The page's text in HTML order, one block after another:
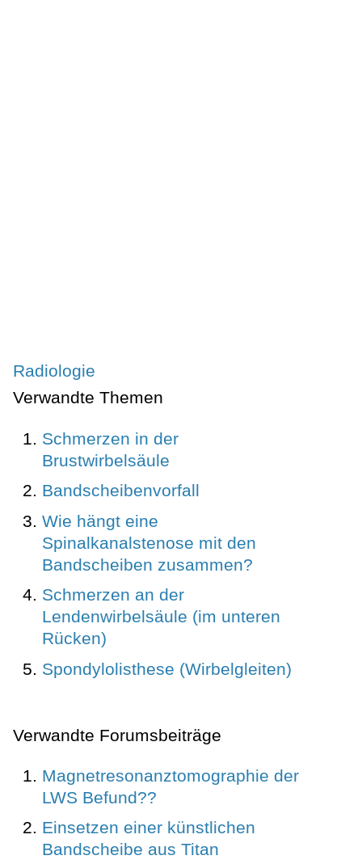
Radiologie
Verwandte Themen
Schmerzen in der
Brustwirbelsäule
Bandscheibenvorfall
Wie hängt eine
Spinalkanalstenose mit den
Bandscheiben zusammen?
Schmerzen an der
Lendenwirbelsäule (im unteren
Rücken)
Spondylolisthese (Wirbelgleiten)
Verwandte Forumsbeiträge
Magnetresonanztomographie der
LWS Befund??
Einsetzen einer künstlichen
Bandscheibe aus Titan